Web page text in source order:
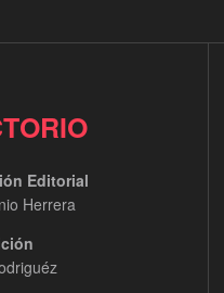
Editorial
Herrera